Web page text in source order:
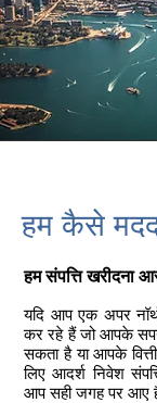
हम कैसे
हम संपत्ति खरीदना
यदि आप एक अपर
कर रहे हैं जो आपके
सकता है या आपके
लिए आदर्श निवेश
आप सही जगह पर आए